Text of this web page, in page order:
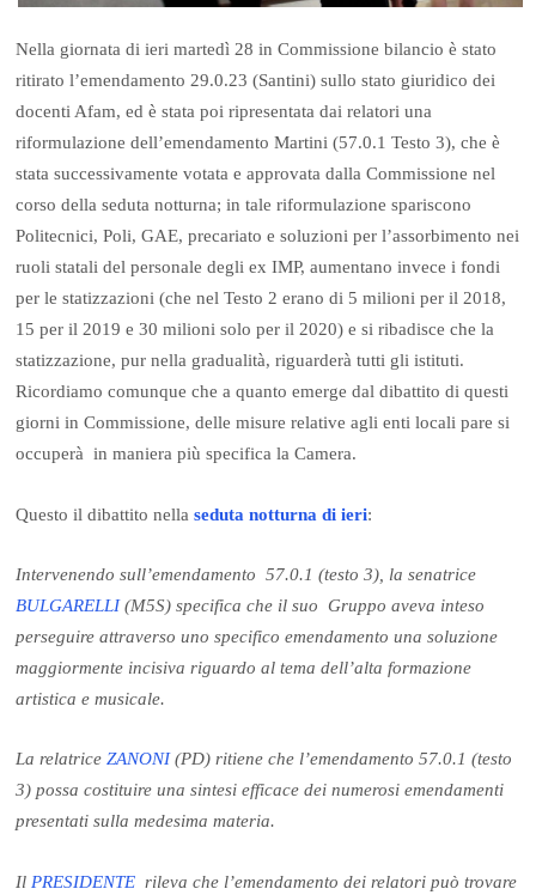
Nella giornata di ieri martedì 28 in Commissione bilancio è stato
ritirato l’emendamento 29.0.23 (Santini) sullo stato giuridico dei
docenti Afam, ed è stata poi ripresentata dai relatori una
riformulazione dell’emendamento Martini (57.0.1 Testo 3), che è
stata successivamente votata e approvata dalla Commissione nel
corso della seduta notturna; in tale riformulazione spariscono
Politecnici, Poli, GAE, precariato e soluzioni per l’assorbimento nei
ruoli statali del personale degli ex IMP, aumentano invece i fondi
per le statizzazioni (che nel Testo 2 erano di 5 milioni per il 2018,
15 per il 2019 e 30 milioni solo per il 2020) e si ribadisce che la
statizzazione, pur nella gradualità, riguarderà tutti gli istituti.
Ricordiamo comunque che a quanto emerge dal dibattito di questi
giorni in Commissione, delle misure relative agli enti locali pare si
occuperà in maniera più specifica la Camera.
Questo il dibattito nellaseduta notturna di ieri:
Intervenendo sull’emendamento 57.0.1 (testo 3), la senatrice
BULGARELLI(M5S) specifica che il suo Gruppo aveva inteso
perseguire attraverso uno specifico emendamento una soluzione
maggiormente incisiva riguardo al tema dell’alta formazione
artistica e musicale.
La relatriceZANONI(PD) ritiene che l’emendamento 57.0.1 (testo
3) possa costituire una sintesi efficace dei numerosi emendamenti
presentati sulla medesima materia.
Il PRESIDENTE rileva che l’emendamento dei relatori può trovare